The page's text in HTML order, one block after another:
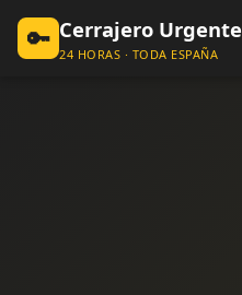
🔑 Cerrajero Urgente
24 HORAS · TODA ESPAÑA